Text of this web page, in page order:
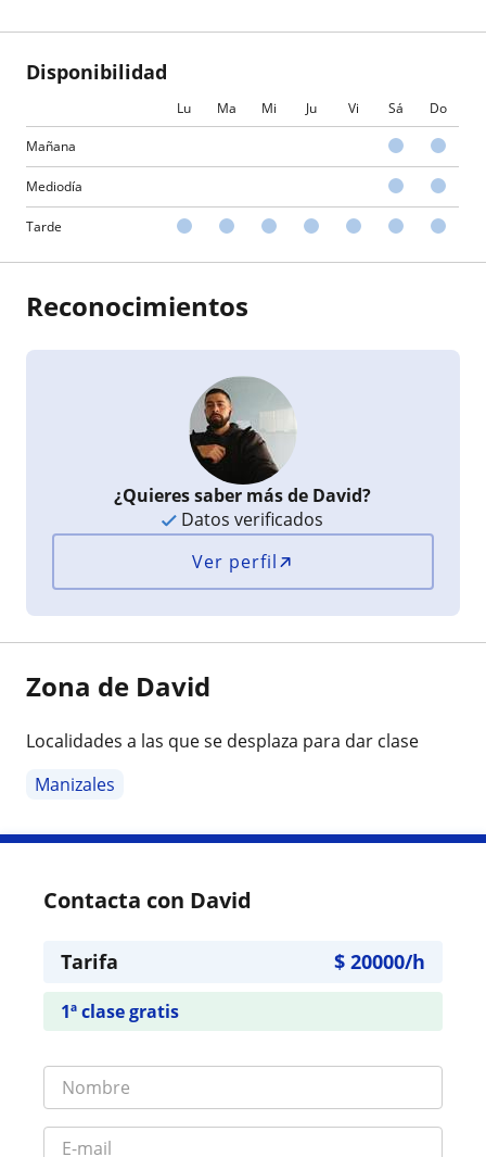
Disponibilidad
Lu Ma Mi Ju Vi Sá Do
Mañana
Mediodía
Tarde
Reconocimientos
¿Quieres saber más de David?
Datos verificados
Ver perfil
Zona de David
Localidades a las que se desplaza para dar clase
Manizales
Contacta con David
Tarifa $ 20000/h
1ª clase gratis